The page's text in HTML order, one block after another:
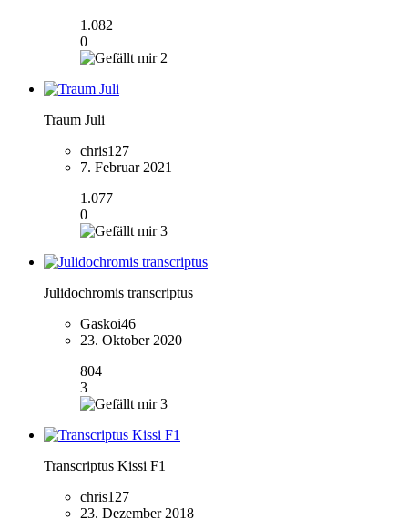
1.082
0
2
Traum Juli
chris127
7. Februar 2021
1.077
0
3
Julidochromis transcriptus
Gaskoi46
23. Oktober 2020
804
3
3
Transcriptus Kissi F1
chris127
23. Dezember 2018